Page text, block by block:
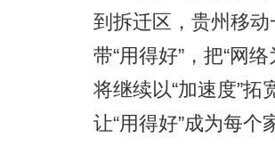
到拆迁区，贵州移
带“用得好”，把“网
将继续以“加速度”拓
让“用得好”成为每个